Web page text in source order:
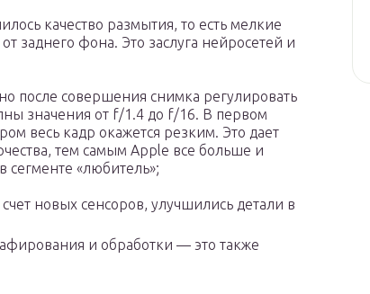
качество размытия, то есть мелкие
заднего фона. Это заслуга нейросетей и
после совершения снимка регулировать
значения от f/1.4 до f/16. В первом
весь кадр окажется резким. Это дает
тем самым Apple все больше и
«любитель»;
новых сенсоров, улучшились детали в
и обработки — это также